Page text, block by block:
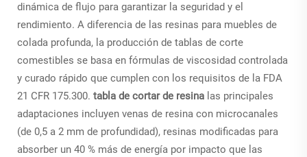
dinámica de flujo para garantizar la seguridad y el
rendimiento. A diferencia de las resinas para muebles de
colada profunda, la producción de tablas de corte
comestibles se basa en fórmulas de viscosidad controlada
y curado rápido que cumplen con los requisitos de la FDA
21 CFR 175.300. tabla de cortar de resina las principales
adaptaciones incluyen venas de resina con microcanales
(de 0,5 a 2 mm de profundidad), resinas modificadas para
absorber un 40 % más de energía por impacto que las